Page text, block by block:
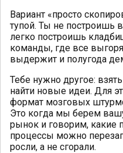
Вариант «просто
тупой. Ты не построишь
легко построишь
команды, где все
выдержит и полугода
Тебе нужно другое:
найти новые идеи. Для
формат мозговых
Это когда мы берем
рынок и говорим, какие
процессы можно
росли, а не сгорали.